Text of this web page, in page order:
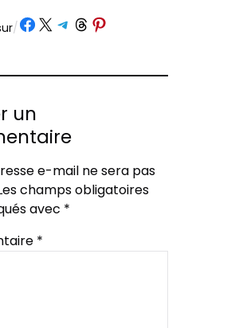
/ Partager sur Facebook
Partager sur X Partager sur Telegram
Partager sur Threads
Partager sur Pinterest
un
e-mail ne sera pas
champs obligatoires
avec *
*